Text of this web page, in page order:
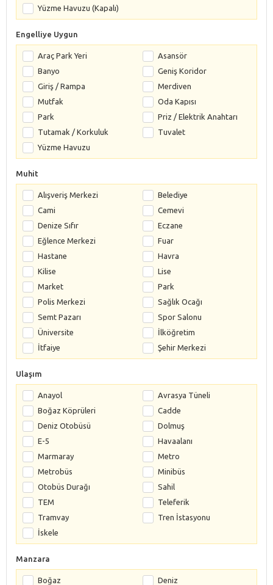
Yüzme Havuzu (Kapalı)
Engelliye Uygun
Araç Park Yeri
Asansör
Banyo
Geniş Koridor
Giriş / Rampa
Merdiven
Mutfak
Oda Kapısı
Park
Priz / Elektrik Anahtarı
Tutamak / Korkuluk
Tuvalet
Yüzme Havuzu
Muhit
Alışveriş Merkezi
Belediye
Cami
Cemevi
Denize Sıfır
Eczane
Eğlence Merkezi
Fuar
Hastane
Havra
Kilise
Lise
Market
Park
Polis Merkezi
Sağlık Ocağı
Semt Pazarı
Spor Salonu
Üniversite
İlköğretim
İtfaiye
Şehir Merkezi
Ulaşım
Anayol
Avrasya Tüneli
Boğaz Köprüleri
Cadde
Deniz Otobüsü
Dolmuş
E-5
Havaalanı
Marmaray
Metro
Metrobüs
Minibüs
Otobüs Durağı
Sahil
TEM
Teleferik
Tramvay
Tren İstasyonu
İskele
Manzara
Boğaz
Deniz